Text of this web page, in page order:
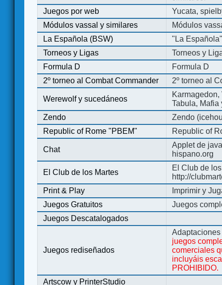
Juegos por web
Yucata,
Módulos vassal y similares
Módulos
La Española (BSW)
"La
Torneos y Ligas
Torneos y
Formula D
Formula D
2º torneo al Combat Commander
2º torneo al
Werewolf y sucedáneos
Tabula, Mafia
Zendo
Zendo
Republic of Rome "PBEM"
Republic of
Chat
Applet de
hispano.org
El Club de los Martes
El Club de
http://
Print & Play
Imprimir y
Juegos Gratuitos
Juegos
Juegos Descatalogados
Juegos rediseñados
juegos
comerciales
incluyáis
PROHIBIDO.
Artscow y PrinterStudio